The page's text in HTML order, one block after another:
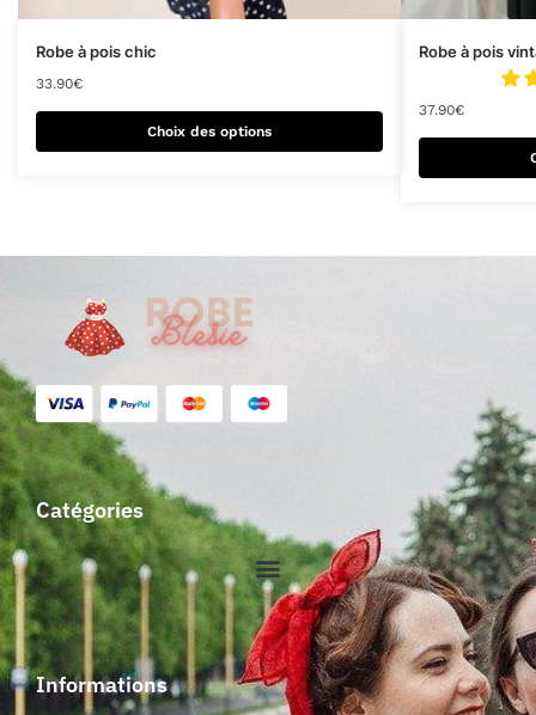
Robe à pois chic
33.90€
Choix des options
Robe à pois
37.90€
Catégories
Informations